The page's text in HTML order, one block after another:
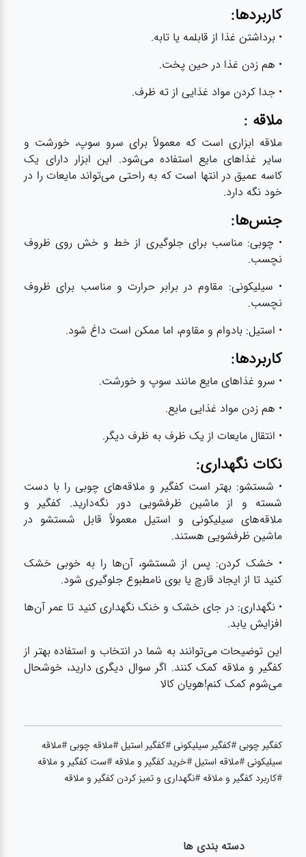
کاربردها:
• برداشتن غذا از قابلمه یا تابه.
• هم زدن غذا در حین پخت.
• جدا کردن مواد غذایی از ته ظرف.
ملاقه :
ملاقه ابزاری است که معمولاً برای سرو سوپ، خورشت و
سایر غذاهای مایع استفاده می‌شود. این ابزار دارای یک
کاسه عمیق در انتها است که به راحتی می‌تواند مایعات را در
خود نگه دارد.
جنس‌ها:
• چوبی: مناسب برای جلوگیری از خط و خش روی ظروف
نچسب.
• سیلیکونی: مقاوم در برابر حرارت و مناسب برای ظروف
نچسب.
• استیل: بادوام و مقاوم، اما ممکن است داغ شود.
کاربردها:
• سرو غذاهای مایع مانند سوپ و خورشت.
• هم زدن مواد غذایی مایع.
• انتقال مایعات از یک ظرف به ظرف دیگر.
نکات نگهداری:
• شستشو: بهتر است کفگیر و ملاقه‌های چوبی را با دست
شسته و از ماشین ظرفشویی دور نگه‌دارید. کفگیر و
ملاقه‌های سیلیکونی و استیل معمولاً قابل شستشو در
ماشین ظرفشویی هستند.
• خشک کردن: پس از شستشو، آن‌ها را به خوبی خشک
کنید تا از ایجاد قارچ یا بوی نامطبوع جلوگیری شود.
• نگهداری: در جای خشک و خنک نگهداری کنید تا عمر آن‌ها
افزایش یابد.
این توضیحات می‌توانند به شما در انتخاب و استفاده بهتر از
کفگیر و ملاقه کمک کنند. اگر سوال دیگری دارید، خوشحال
می‌شوم کمک کنم!هویان کالا
کفگیر چوبی #کفگیر سیلیکونی #کفگیر استیل #ملاقه چوبی #ملاقه
سیلیکونی #ملاقه استیل #خرید کفگیر و ملاقه #ست کفگیر و ملاقه
#کاربرد کفگیر و ملاقه #نگهداری و تمیز کردن کفگیر و ملاقه
دسته بندی ها